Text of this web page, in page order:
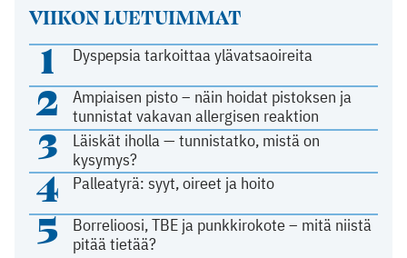
VIIKON LUETUIMMAT
1 Dyspepsia tarkoittaa ylävatsaoireita
2
Ampiaisen pisto – näin hoidat pistoksen ja
tunnistat vakavan allergisen reaktion
3
Läiskät iholla — tunnistatko, mistä on
kysymys?
4 Palleatyrä: syyt, oireet ja hoito
5
Borrelioosi, TBE ja punkkirokote – mitä niistä
pitää tietää?